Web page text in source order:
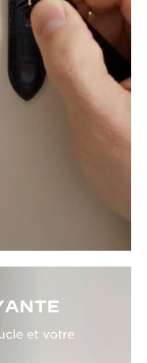
et votre